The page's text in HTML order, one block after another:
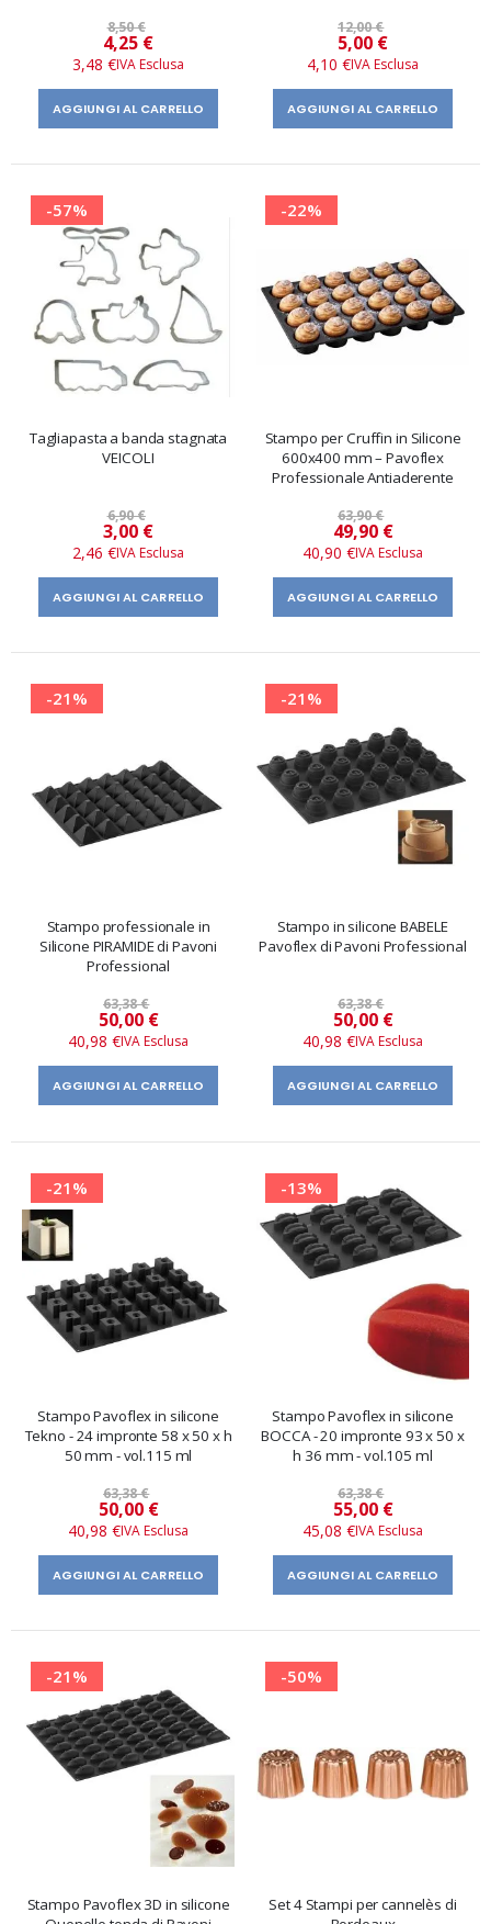
8,50 €
Prezzo
speciale
4,25 €
3,48 €
AGGIUNGI AL CARRELLO
12,00 €
Prezzo
speciale
5,00 €
4,10 €
AGGIUNGI AL CARRELLO
-57%
Tagliapasta a banda stagnata
VEICOLI
6,90 €
Prezzo
speciale
3,00 €
2,46 €
AGGIUNGI AL CARRELLO
-22%
Stampo per Cruffin in Silicone
600x400 mm – Pavoflex
Professionale Antiaderente
63,90 €
Prezzo
speciale
49,90 €
40,90 €
AGGIUNGI AL CARRELLO
-21%
Stampo professionale in
Silicone PIRAMIDE di Pavoni
Professional
63,38 €
Prezzo
speciale
50,00 €
40,98 €
AGGIUNGI AL CARRELLO
-21%
Stampo in silicone BABELE
Pavoflex di Pavoni Professional
63,38 €
Prezzo
speciale
50,00 €
40,98 €
AGGIUNGI AL CARRELLO
-21%
Stampo Pavoflex in silicone
Tekno - 24 impronte 58 x 50 x h
50 mm - vol.115 ml
63,38 €
Prezzo
speciale
50,00 €
40,98 €
AGGIUNGI AL CARRELLO
-13%
Stampo Pavoflex in silicone
BOCCA - 20 impronte 93 x 50 x
h 36 mm - vol.105 ml
63,38 €
Prezzo
speciale
55,00 €
45,08 €
AGGIUNGI AL CARRELLO
-21%
Stampo Pavoflex 3D in silicone
-50%
Set 4 Stampi per cannelès di